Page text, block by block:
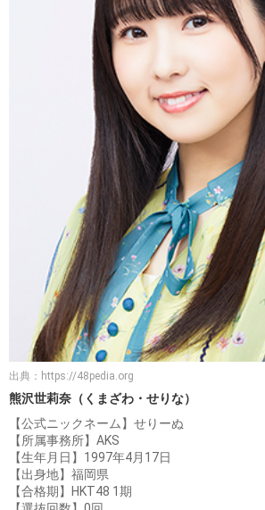
出典： https://48pedia.org
熊沢世莉奈（くまざわ・せりな）
【公式ニックネーム】せりーぬ
【所属事務所】AKS
【生年月日】1997年4月17日
【出身地】福岡県
【合格期】HKT48 1期